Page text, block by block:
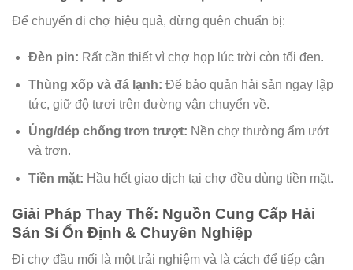
Để chuyến đi chợ hiệu quả, đừng quên chuẩn bị:
Đèn pin: Rất cần thiết vì chợ họp lúc trời còn tối đen.
Thùng xốp và đá lạnh: Để bảo quản hải sản ngay lập
tức, giữ độ tươi trên đường vận chuyển về.
Ủng/dép chống trơn trượt: Nền chợ thường ẩm ướt
và trơn.
Tiền mặt: Hầu hết giao dịch tại chợ đều dùng tiền mặt.
Giải Pháp Thay Thế: Nguồn Cung Cấp Hải
Sản Sỉ Ổn Định & Chuyên Nghiệp
Đi chợ đầu mối là một trải nghiệm và là cách để tiếp cận